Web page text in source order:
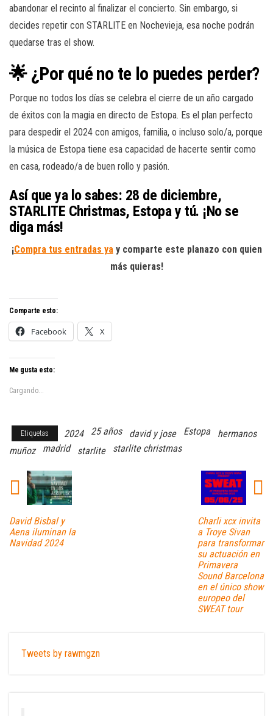
abandonar el recinto al finalizar el concierto. Sin embargo, si
decides repetir con STARLITE en Nochevieja, esa noche podrán
quedarse tras el show.
🌟 ¿Por qué no te lo puedes perder?
Porque no todos los días se celebra el cierre de un año cargado
de éxitos con la magia en directo de Estopa. Es el plan perfecto
para despedir el 2024 con amigos, familia, o incluso solo/a, porque
la música de Estopa tiene esa capacidad de hacerte sentir como
en casa, rodeado/a de buen rollo y pasión.
Así que ya lo sabes: 28 de diciembre,
STARLITE Christmas, Estopa y tú. ¡No se
diga más!
¡Compra tus entradas yay comparte este planazo con quien
más quieras!
Comparte esto:
Facebook X
Me gusta esto:
Cargando...
Etiquetas 2024 25 años david y jose Estopa
hermanos
muñoz
madrid starlite starlite christmas
David Bisbal y
Aena iluminan la
Navidad 2024
Charli xcx invita
a Troye Sivan
para transformar
su actuación en
Primavera
Sound Barcelona
en el único show
europeo del
SWEAT tour
Tweets by rawmgzn